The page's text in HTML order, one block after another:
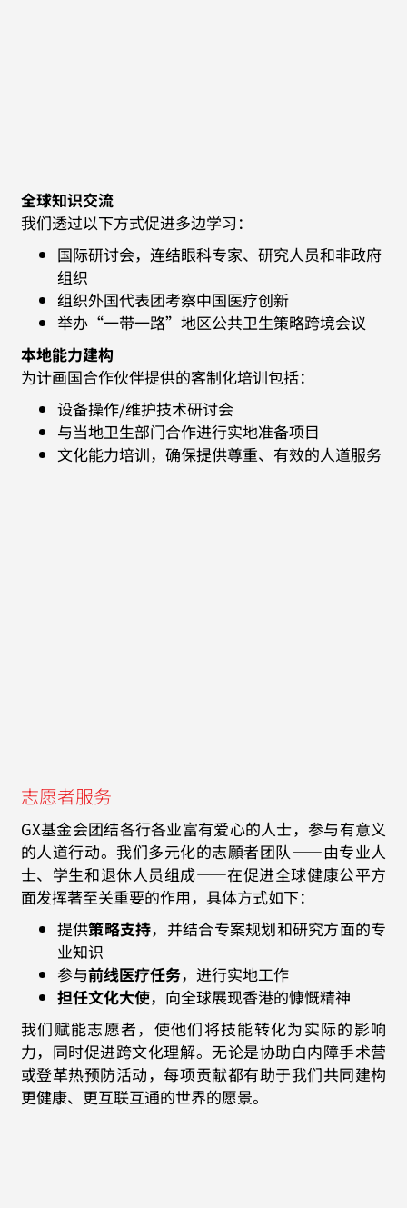
全球知识交流
我们透过以下方式促进多边学习：
国际研讨会，连结眼科专家、研究人员和非政府
组织
组织外国代表团考察中国医疗创新
举办“一带一路”地区公共卫生策略跨境会议
本地能力建构
为计画国合作伙伴提供的客制化培训包括：
设备操作/维护技术研讨会
与当地卫生部门合作进行实地准备项目
文化能力培训，确保提供尊重、有效的人道服务
志愿者服务
GX基金会团结各行各业富有爱心的人士，参与有意义
的人道行动。我们多元化的志願者团队——由专业人
士、学生和退休人员组成——在促进全球健康公平方
面发挥著至关重要的作用，具体方式如下：
提供策略支持，并结合专案规划和研究方面的专
业知识
参与前线医疗任务，进行实地工作
担任文化大使，向全球展现香港的慷慨精神
我们赋能志愿者，使他们将技能转化为实际的影响
力，同时促进跨文化理解。无论是协助白内障手术营
或登革热预防活动，每项贡献都有助于我们共同建构
更健康、更互联互通的世界的愿景。